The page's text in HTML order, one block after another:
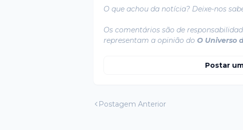
O que achou da notícia? Deixe-nos
Os comentários são de
representam a opinião do O Universo
Postar
Postagem Anterior